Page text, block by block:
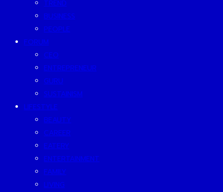
TREND
BUSINESS
PEOPLE
FORUM
CEO
ENTREPRENEUR
GURU
SUSTAINISM
LIFESTYLE
BEAUTY
CAREER
EATERY
ENTERTAINMENT
FAMILY
LIVING